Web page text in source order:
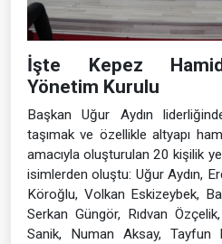
İşte Kepez
Yönetim Kurulu
Başkan Uğur Aydın
taşımak ve özellikle altyapı
amacıyla oluşturulan 20 kişilik
isimlerden oluştu: Uğur Aydın,
Köroğlu, Volkan Eskizeybek,
Serkan Güngör, Rıdvan
Sanik, Numan Aksay, Tayfun